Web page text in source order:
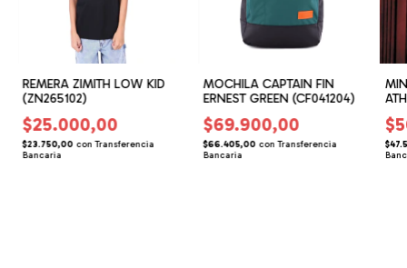
REMERA ZIMITH LOW KID
(ZN265102)
$25.000,00
$23.750,00 con Transferencia
Bancaria
MOCHILA CAPTAIN FIN
ERNEST GREEN (CF041204)
$69.900,00
$66.405,00 con Transferencia
Bancaria